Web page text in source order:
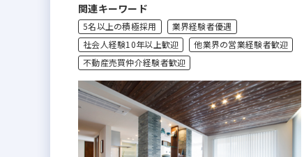
関連キーワード
5名以上の積極採用
業界経験者優遇
社会人経験10年以上歓迎
他業界の営業経験者歓迎
不動産売買仲介経験者歓迎